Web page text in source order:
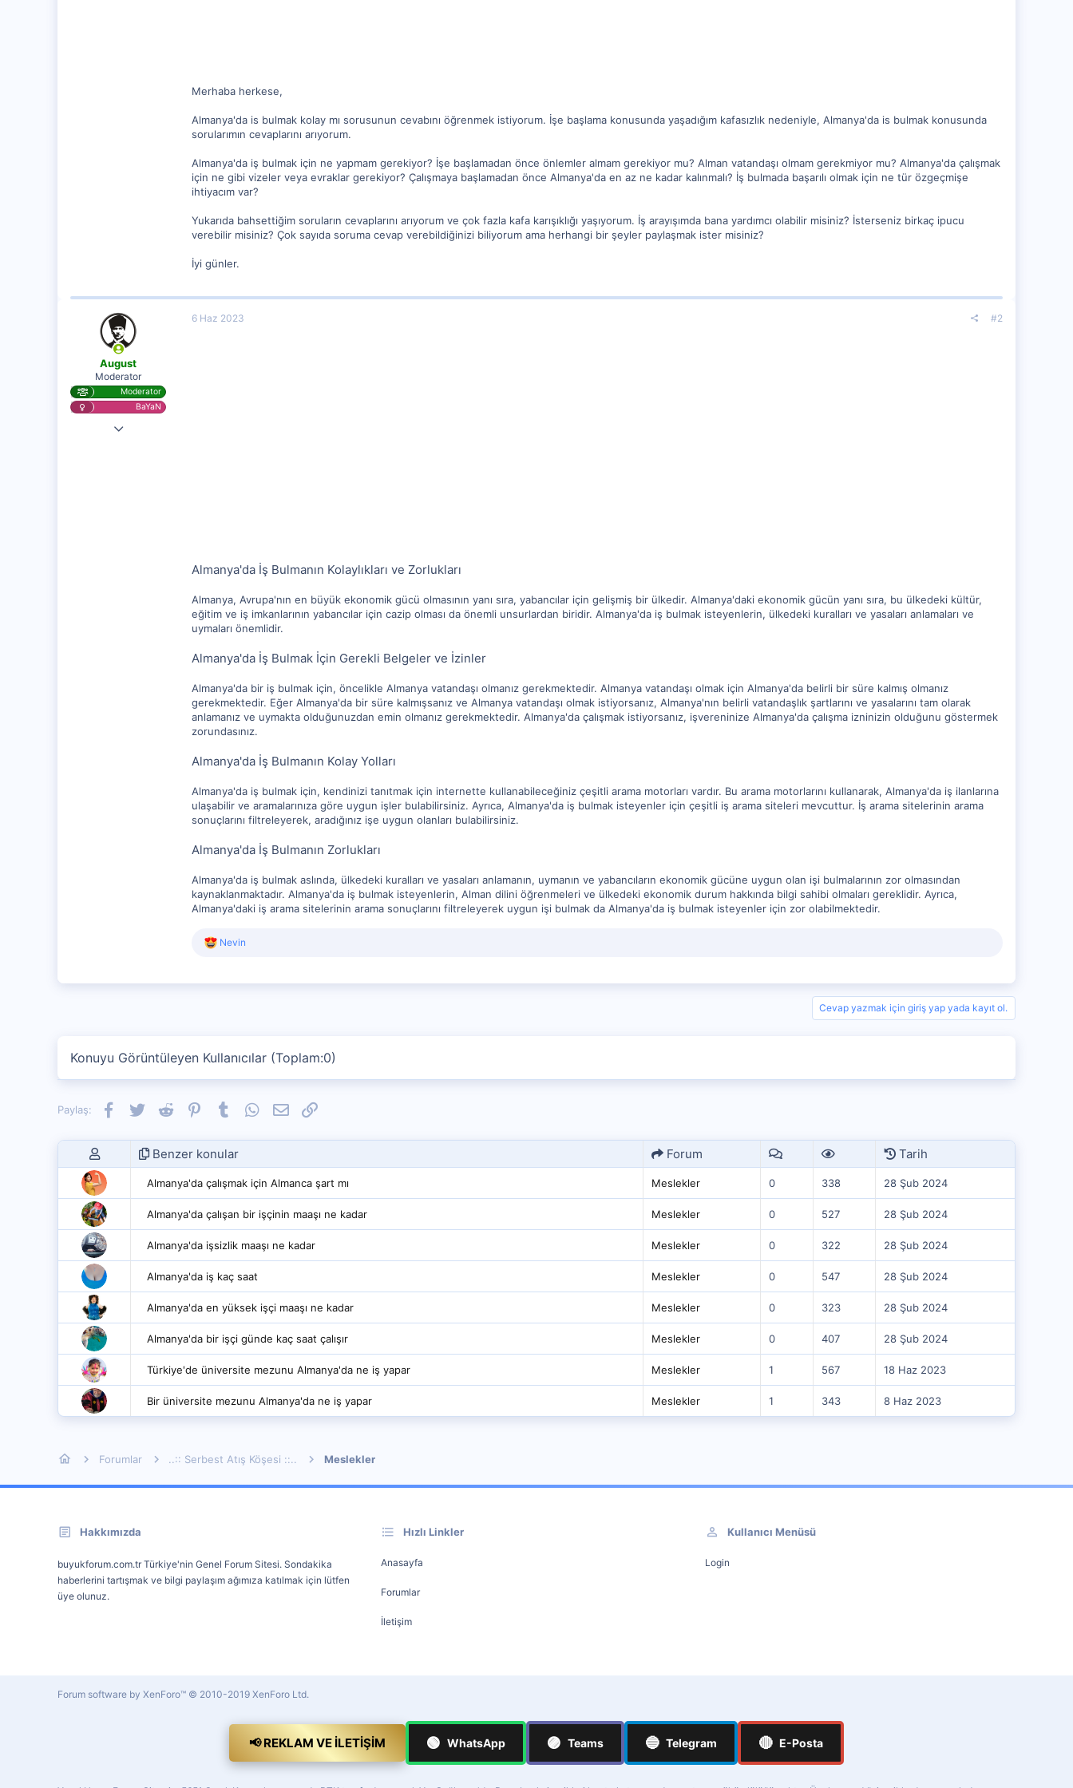
Merhaba herkese,
Almanya'da is bulmak kolay mı sorusunun cevabını öğrenmek istiyorum. İşe başlama konusunda yaşadığım kafasızlık nedeniyle, Almanya'da is bulmak konusunda
sorularımın cevaplarını arıyorum.
Almanya'da iş bulmak için ne yapmam gerekiyor? İşe başlamadan önce önlemler almam gerekiyor mu? Alman vatandaşı olmam gerekmiyor mu? Almanya'da çalışmak
için ne gibi vizeler veya evraklar gerekiyor? Çalışmaya başlamadan önce Almanya'da en az ne kadar kalınmalı? İş bulmada başarılı olmak için ne tür özgeçmişe
ihtiyacım var?
Yukarıda bahsettiğim soruların cevaplarını arıyorum ve çok fazla kafa karışıklığı yaşıyorum. İş arayışımda bana yardımcı olabilir misiniz? İsterseniz birkaç ipucu
verebilir misiniz? Çok sayıda soruma cevap verebildiğinizi biliyorum ama herhangi bir şeyler paylaşmak ister misiniz?
İyi günler.
August
Moderator
Moderator
BaYaN
7 Kas 2020
6 Haz 2023 #2
Almanya'da İş Bulmanın Kolaylıkları ve Zorlukları
Almanya, Avrupa'nın en büyük ekonomik gücü olmasının yanı sıra, yabancılar için gelişmiş bir ülkedir. Almanya'daki ekonomik gücün yanı sıra, bu ülkedeki kültür,
eğitim ve iş imkanlarının yabancılar için cazip olması da önemli unsurlardan biridir. Almanya'da iş bulmak isteyenlerin, ülkedeki kuralları ve yasaları anlamaları ve
uymaları önemlidir.
Almanya'da İş Bulmak İçin Gerekli Belgeler ve İzinler
Almanya'da bir iş bulmak için, öncelikle Almanya vatandaşı olmanız gerekmektedir. Almanya vatandaşı olmak için Almanya'da belirli bir süre kalmış olmanız
gerekmektedir. Eğer Almanya'da bir süre kalmışsanız ve Almanya vatandaşı olmak istiyorsanız, Almanya'nın belirli vatandaşlık şartlarını ve yasalarını tam olarak
anlamanız ve uymakta olduğunuzdan emin olmanız gerekmektedir. Almanya'da çalışmak istiyorsanız, işvereninize Almanya'da çalışma izninizin olduğunu göstermek
zorundasınız.
Almanya'da İş Bulmanın Kolay Yolları
Almanya'da iş bulmak için, kendinizi tanıtmak için internette kullanabileceğiniz çeşitli arama motorları vardır. Bu arama motorlarını kullanarak, Almanya'da iş ilanlarına
ulaşabilir ve aramalarınıza göre uygun işler bulabilirsiniz. Ayrıca, Almanya'da iş bulmak isteyenler için çeşitli iş arama siteleri mevcuttur. İş arama sitelerinin arama
sonuçlarını filtreleyerek, aradığınız işe uygun olanları bulabilirsiniz.
Almanya'da İş Bulmanın Zorlukları
Almanya'da iş bulmak aslında, ülkedeki kuralları ve yasaları anlamanın, uymanın ve yabancıların ekonomik gücüne uygun olan işi bulmalarının zor olmasından
kaynaklanmaktadır. Almanya'da iş bulmak isteyenlerin, Alman dilini öğrenmeleri ve ülkedeki ekonomik durum hakkında bilgi sahibi olmaları gereklidir. Ayrıca,
Almanya'daki iş arama sitelerinin arama sonuçlarını filtreleyerek uygun işi bulmak da Almanya'da iş bulmak isteyenler için zor olabilmektedir.
R
:
Nevin
Cevap yazmak için giriş yap yada kayıt ol.
Konuyu Görüntüleyen Kullanıcılar (Toplam:0)
Paylaş: Facebook
TwitterReddit PinterestTumblrWhatsApp
E-postaLink
Benzer konular Forum Tarih
Almanya'da çalışmak için Almanca şart mı Meslekler 0 338 28 Şub 2024
Almanya'da çalışan bir işçinin maaşı ne kadar Meslekler 0 527 28 Şub 2024
Almanya'da işsizlik maaşı ne kadar Meslekler 0 322 28 Şub 2024
Almanya'da iş kaç saat Meslekler 0 547 28 Şub 2024
Almanya'da en yüksek işçi maaşı ne kadar Meslekler 0 323 28 Şub 2024
Almanya'da bir işçi günde kaç saat çalışır Meslekler 0 407 28 Şub 2024
Türkiye'de üniversite mezunu Almanya'da ne iş yapar Meslekler 1 567 18 Haz 2023
Bir üniversite mezunu Almanya'da ne iş yapar Meslekler 1 343 8 Haz 2023
Forumlar ..:: Serbest Atış Köşesi ::.. Meslekler
Hakkımızda
buyukforum.com.tr Türkiye'nin Genel Forum Sitesi. Sondakika
haberlerini tartışmak ve bilgi paylaşım ağımıza katılmak için lütfen
üye olunuz.
Hızlı Linkler
Anasayfa
Forumlar
İletişim
Kullanıcı Menüsü
Login
Forum software by XenForo™ © 2010-2019 XenForo Ltd.
📢 REKLAM VE İLETIŞIM 🟢 WhatsApp 🟣 Teams 🔵 Telegram 🔴 E-Posta